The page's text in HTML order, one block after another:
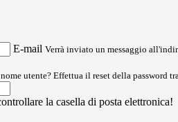
E-mail Verrà inviato un messaggio
utente? Effettua il reset della password
la casella di posta elettronica!